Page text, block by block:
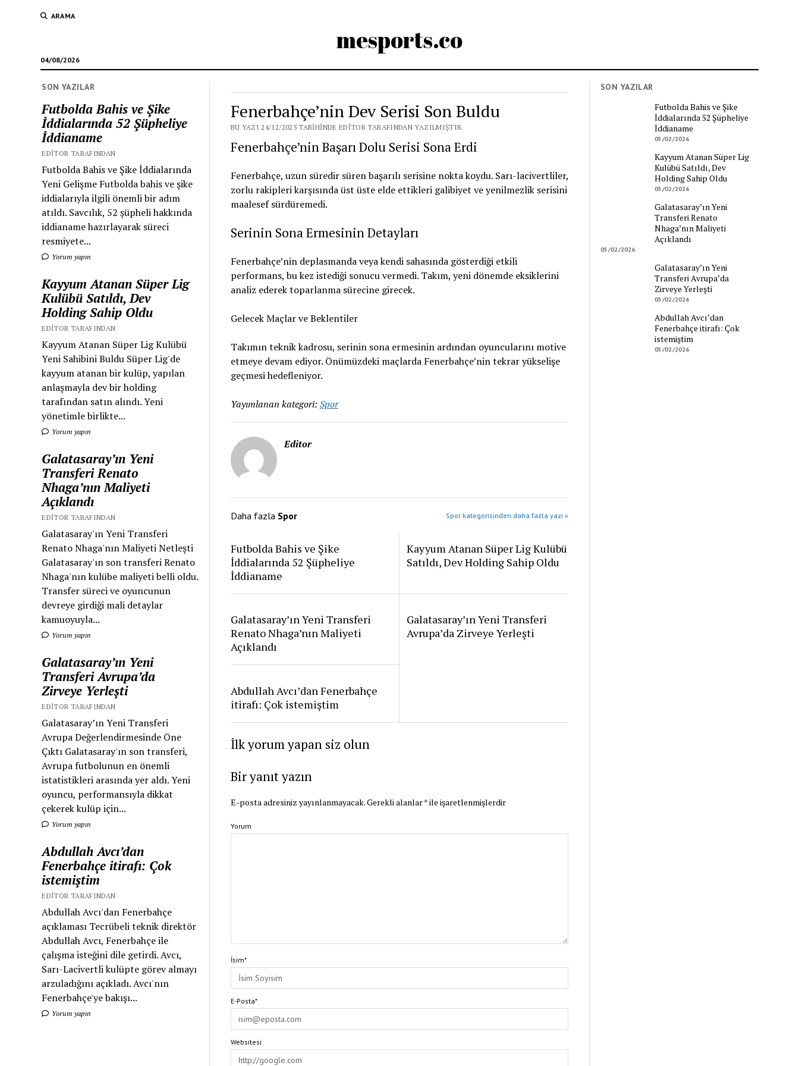
ARAMA
mesports.co
04/08/2026
SON YAZILAR
Futbolda Bahis ve Şike
İddialarında 52 Şüpheliye
İddianame
EDITOR TARAFINDAN
Futbolda Bahis ve Şike İddialarında
Yeni Gelişme Futbolda bahis ve şike
iddialarıyla ilgili önemli bir adım
atıldı. Savcılık, 52 şüpheli hakkında
iddianame hazırlayarak süreci
resmiyete...
Yorum yapın
Kayyum Atanan Süper Lig
Kulübü Satıldı, Dev
Holding Sahip Oldu
EDITOR TARAFINDAN
Kayyum Atanan Süper Lig Kulübü
Yeni Sahibini Buldu Süper Lig'de
kayyum atanan bir kulüp, yapılan
anlaşmayla dev bir holding
tarafından satın alındı. Yeni
yönetimle birlikte...
Yorum yapın
Galatasaray’ın Yeni
Transferi Renato
Nhaga’nın Maliyeti
Açıklandı
EDITOR TARAFINDAN
Galatasaray'ın Yeni Transferi
Renato Nhaga'nın Maliyeti Netleşti
Galatasaray'ın son transferi Renato
Nhaga'nın kulübe maliyeti belli oldu.
Transfer süreci ve oyuncunun
devreye girdiği mali detaylar
kamuoyuyla...
Yorum yapın
Galatasaray’ın Yeni
Transferi Avrupa’da
Zirveye Yerleşti
EDITOR TARAFINDAN
Galatasaray’ın Yeni Transferi
Avrupa Değerlendirmesinde Öne
Çıktı Galatasaray'ın son transferi,
Avrupa futbolunun en önemli
istatistikleri arasında yer aldı. Yeni
oyuncu, performansıyla dikkat
çekerek kulüp için...
Yorum yapın
Abdullah Avcı’dan
Fenerbahçe itirafı: Çok
istemiştim
EDITOR TARAFINDAN
Abdullah Avcı'dan Fenerbahçe
açıklaması Tecrübeli teknik direktör
Abdullah Avcı, Fenerbahçe ile
çalışma isteğini dile getirdi. Avcı,
Sarı-Lacivertli kulüpte görev almayı
arzuladığını açıkladı. Avcı'nın
Fenerbahçe'ye bakışı...
Yorum yapın
Fenerbahçe’nin Dev Serisi Son Buldu
BU YAZI 24/12/2025 TARIHINDE EDITOR TARAFINDAN YAZILMIŞTIR.
Fenerbahçe’nin Başarı Dolu Serisi Sona Erdi
Fenerbahçe, uzun süredir süren başarılı serisine nokta koydu. Sarı-lacivertliler,
zorlu rakipleri karşısında üst üste elde ettikleri galibiyet ve yenilmezlik serisini
maalesef sürdüremedi.
Serinin Sona Ermesinin Detayları
Fenerbahçe’nin deplasmanda veya kendi sahasında gösterdiği etkili
performans, bu kez istediği sonucu vermedi. Takım, yeni dönemde eksiklerini
analiz ederek toparlanma sürecine girecek.
Gelecek Maçlar ve Beklentiler
Takımın teknik kadrosu, serinin sona ermesinin ardından oyuncularını motive
etmeye devam ediyor. Önümüzdeki maçlarda Fenerbahçe’nin tekrar yükselişe
geçmesi hedefleniyor.
Yayımlanan kategori: Spor
Editor
Daha fazla Spor Spor kategorisinden daha fazla yazı »
Futbolda Bahis ve Şike
İddialarında 52 Şüpheliye
İddianame
Kayyum Atanan Süper Lig Kulübü
Satıldı, Dev Holding Sahip Oldu
Galatasaray’ın Yeni Transferi
Renato Nhaga’nın Maliyeti
Açıklandı
Galatasaray’ın Yeni Transferi
Avrupa’da Zirveye Yerleşti
Abdullah Avcı’dan Fenerbahçe
itirafı: Çok istemiştim
İlk yorum yapan siz olun
Bir yanıt yazın
E-posta adresiniz yayınlanmayacak.Gerekli alanlar*ile işaretlenmişlerdir
Yorum
İsim*
E-Posta*
Websitesi
SON YAZILAR
Futbolda Bahis ve Şike
İddialarında 52 Şüpheliye
İddianame
05/02/2026
Kayyum Atanan Süper Lig
Kulübü Satıldı, Dev
Holding Sahip Oldu
05/02/2026
Galatasaray’ın Yeni
Transferi Renato
Nhaga’nın Maliyeti
Açıklandı
05/02/2026
Galatasaray’ın Yeni
Transferi Avrupa’da
Zirveye Yerleşti
05/02/2026
Abdullah Avcı’dan
Fenerbahçe itirafı: Çok
istemiştim
05/02/2026